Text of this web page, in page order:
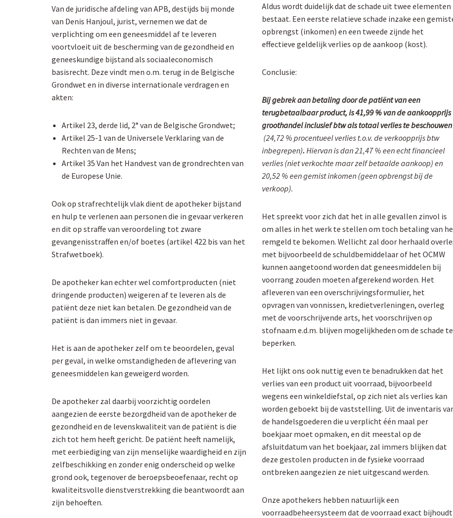
Van de juridische afdeling van APB, destijds bij monde
van Denis Hanjoul, jurist, vernemen we dat de
verplichting om een geneesmiddel af te leveren
voortvloeit uit de bescherming van de gezondheid en
geneeskundige bijstand als sociaaleconomisch
basisrecht. Deze vindt men o.m. terug in de Belgische
Grondwet en in diverse internationale verdragen en
akten:
Artikel 23, derde lid, 2° van de Belgische Grondwet;
Artikel 25-1 van de Universele Verklaring van de
Rechten van de Mens;
Artikel 35 Van het Handvest van de grondrechten van
de Europese Unie.
Ook op strafrechtelijk vlak dient de apotheker bijstand
en hulp te verlenen aan personen die in gevaar verkeren
en dit op straffe van veroordeling tot zware
gevangenisstraffen en/of boetes (artikel 422 bis van het
Strafwetboek).
De apotheker kan echter wel comfortproducten (niet
dringende producten) weigeren af te leveren als de
patiënt deze niet kan betalen. De gezondheid van de
patiënt is dan immers niet in gevaar.
Het is aan de apotheker zelf om te beoordelen, geval
per geval, in welke omstandigheden de aflevering van
geneesmiddelen kan geweigerd worden.
De apotheker zal daarbij voorzichtig oordelen
aangezien de eerste bezorgdheid van de apotheker de
gezondheid en de levenskwaliteit van de patiënt is die
zich tot hem heeft gericht. De patiënt heeft namelijk,
met eerbiediging van zijn menselijke waardigheid en zijn
zelfbeschikking en zonder enig onderscheid op welke
grond ook, tegenover de beroepsbeoefenaar, recht op
kwaliteitsvolle dienstverstrekking die beantwoordt aan
zijn behoeften.
Aldus wordt duidelijk dat de schade uit twee elementen
bestaat. Een eerste relatieve schade inzake een
opbrengst (inkomen) en een tweede zijnde het
effectieve geldelijk verlies op de aankoop (kost).
Conclusie:
Bij gebrek aan betaling door de patiënt van een
terugbetaalbaar product, is 41,99 % van de aankoopprijs
groothandel inclusief btw als totaal verlies te beschouwen
(24,72 % procentueel verlies t.o.v. de verkoopprijs btw
inbegrepen).Hiervan is dan 21,47 % een echt financieel
verlies (niet verkochte maar zelf betaalde aankoop) en
20,52 % een gemist inkomen (geen opbrengst bij de
verkoop).
Het spreekt voor zich dat het in alle gevallen zinvol is
om alles in het werk te stellen om toch betaling van
remgeld te bekomen. Wellicht zal door herhaald
met bijvoorbeeld de schuldbemiddelaar of het OCMW
kunnen aangetoond worden dat geneesmiddelen bij
voorrang zouden moeten afgerekend worden. Het
afleveren van een overschrijvingsformulier, het
opvragen van vonnissen, kredietverleningen, overleg
met de voorschrijvende arts, het voorschrijven op
stofnaam e.d.m. blijven mogelijkheden om de schade te
beperken.
Het lijkt ons ook nuttig even te benadrukken dat het
verlies van een product uit voorraad, bijvoorbeeld
wegens een winkeldiefstal, op zich niet als verlies kan
worden geboekt bij de vaststelling. Uit de inventaris
de handelsgoederen die u verplicht één maal per
boekjaar moet opmaken, en dit meestal op de
afsluitdatum van het boekjaar, zal immers blijken dat
deze gestolen producten in de fysieke voorraad
ontbreken aangezien ze niet uitgescand werden.
Onze apothekers hebben natuurlijk een
voorraadbeheersysteem dat de voorraad exact bijhoudt